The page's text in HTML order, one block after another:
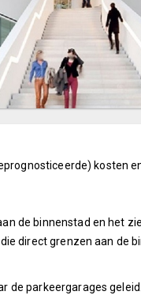
de binnenstad en het
direct grenzen aan
de parkeergarages